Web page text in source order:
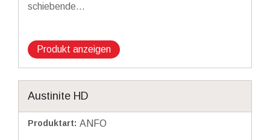
schiebende...
Produkt anzeigen
Austinite HD
Produktart: ANFO